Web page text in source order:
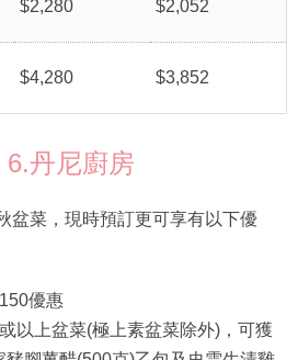
$2,280 $2,052
$4,280 $3,852
6.丹尼廚房
盆菜，現時預訂更可享有以下優
優惠
以上盆菜(極上素盆菜除外)，可獲